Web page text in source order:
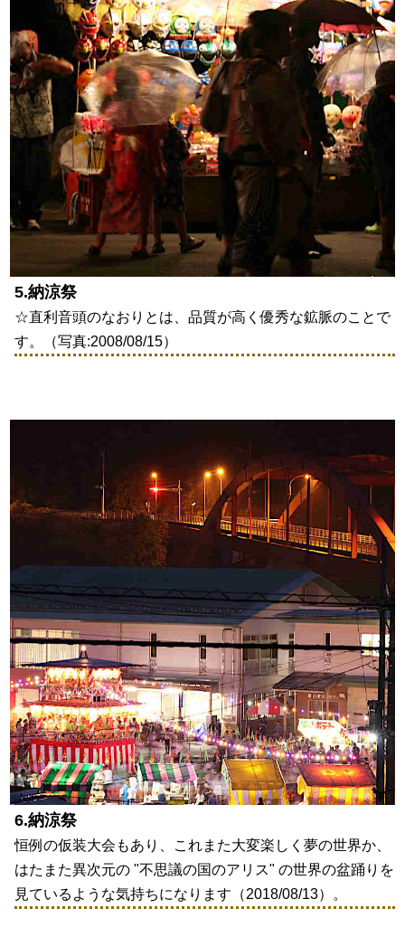
5.納涼祭
☆直利音頭のなおりとは、品質が高く優秀な鉱脈のことで
す。（写真:2008/08/15）
6.納涼祭
恒例の仮装大会もあり、これまた大変楽しく夢の世界か、
はたまた異次元の "不思議の国のアリス" の世界の盆踊りを
見ているような気持ちになります（2018/08/13）。